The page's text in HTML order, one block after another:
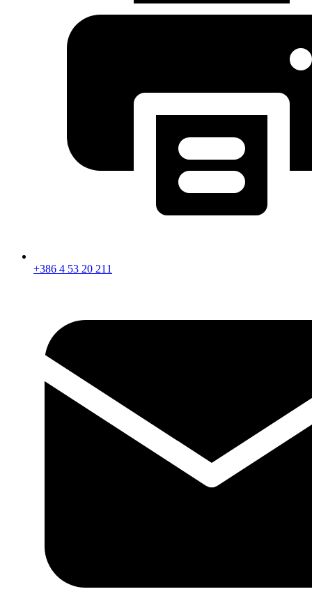
+386 4 53 20 211